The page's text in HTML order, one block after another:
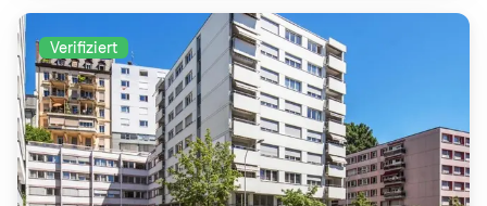
Verifiziert